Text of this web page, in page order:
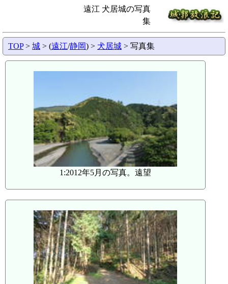
遠江 犬居城の写真
集
TOP> 城 > (遠江/静岡) > 犬居城 > 写真集
1:2012年5月の写真。遠望